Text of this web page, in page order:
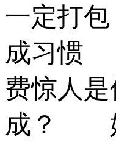
一定打
成习惯
费惊人
成？